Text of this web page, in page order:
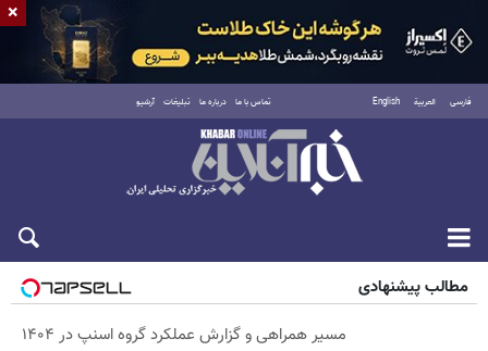
فارسی العربية English تماس با ما درباره ما تبلیغات آرشیو
پنجشنبه ۱۵ مرداد ۱۴۰۵
مطالب پیشنهادی
مسیر همراهی و گزارش عملکرد گروه اسنپ در ۱۴۰۴
×